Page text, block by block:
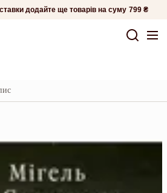
додайте ще товарів на суму 799 ₴